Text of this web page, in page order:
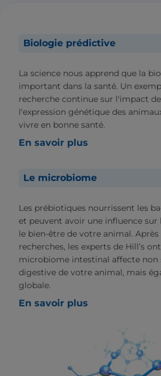
Biologie prédictive
La science nous apprend que la
important dans la santé. Un
recherche continue sur l'impact
l'expression génétique des
vivre en bonne santé.
En savoir plus
Le microbiome
Les prébiotiques nourrissent les
et peuvent avoir une influence sur
le bien-être de votre animal. Après
recherches, les experts de Hill’s
microbiome intestinal affecte non
digestive de votre animal, mais
globale.
En savoir plus